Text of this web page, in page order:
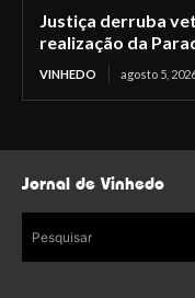
Justiça derruba
realização da
VINHEDO agosto 5,
Jornal de Vinhedo
Pesquisar